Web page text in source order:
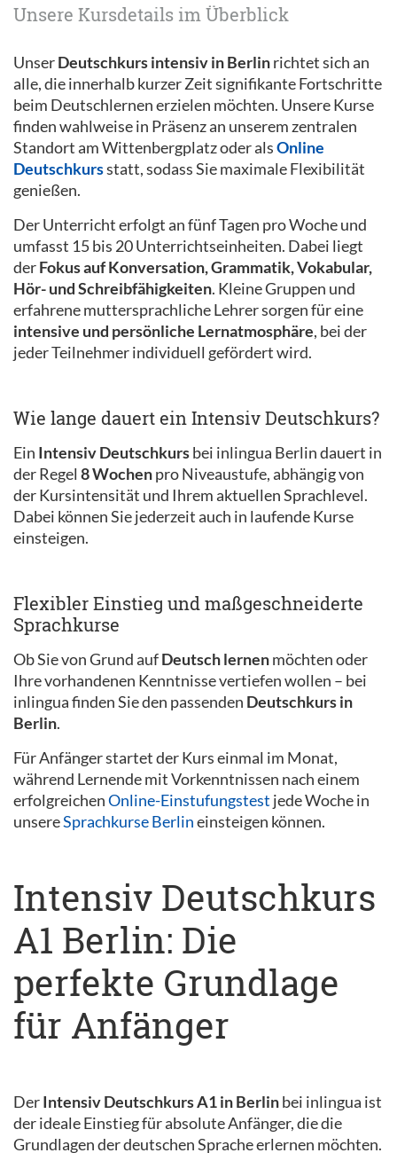
Unsere Kursdetails im Überblick
UnserDeutschkurs intensiv in Berlinrichtet sich an
alle, die innerhalb kurzer Zeit signifikante Fortschritte
beim Deutschlernen erzielen möchten. Unsere Kurse
finden wahlweise in Präsenz an unserem zentralen
Standort am Wittenbergplatz oder alsOnline
Deutschkursstatt, sodass Sie maximale Flexibilität
genießen.
Der Unterricht erfolgt an fünf Tagen pro Woche und
umfasst 15 bis 20 Unterrichtseinheiten. Dabei liegt
derFokus auf Konversation, Grammatik, Vokabular,
Hör- und Schreibfähigkeiten. Kleine Gruppen und
erfahrene muttersprachliche Lehrer sorgen für eine
intensive und persönliche Lernatmosphäre, bei der
jeder Teilnehmer individuell gefördert wird.
Wie lange dauert ein Intensiv Deutschkurs?
Ein Intensiv Deutschkursbei inlingua Berlin dauert in
der Regel 8 Wochenpro Niveaustufe, abhängig von
der Kursintensität und Ihrem aktuellen Sprachlevel.
Dabei können Sie jederzeit auch in laufende Kurse
einsteigen.
Flexibler Einstieg und maßgeschneiderte
Sprachkurse
Ob Sie von Grund aufDeutsch lernenmöchten oder
Ihre vorhandenen Kenntnisse vertiefen wollen – bei
inlingua finden Sie den passenden Deutschkurs in
Berlin.
Für Anfänger startet der Kurs einmal im Monat,
während Lernende mit Vorkenntnissen nach einem
erfolgreichenOnline-Einstufungstest jede Woche in
unsereSprachkurse Berlineinsteigen können.
Intensiv Deutschkurs
A1 Berlin: Die
perfekte Grundlage
für Anfänger
DerIntensiv Deutschkurs A1 in Berlinbei inlingua ist
der ideale Einstieg für absolute Anfänger, die die
Grundlagen der deutschen Sprache erlernen möchten.